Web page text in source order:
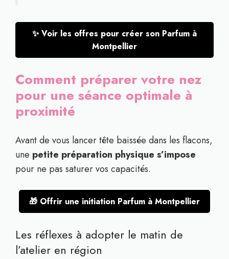
✨ Voir les offres pour créer son Parfum à
Montpellier
Comment préparer votre nez
pour une séance optimale à
proximité
Avant de vous lancer tête baissée dans les flacons,
une petite préparation physique s’impose
pour ne pas saturer vos capacités.
🎁 Offrir une initiation Parfum à Montpellier
Les réflexes à adopter le matin de
l’atelier en région